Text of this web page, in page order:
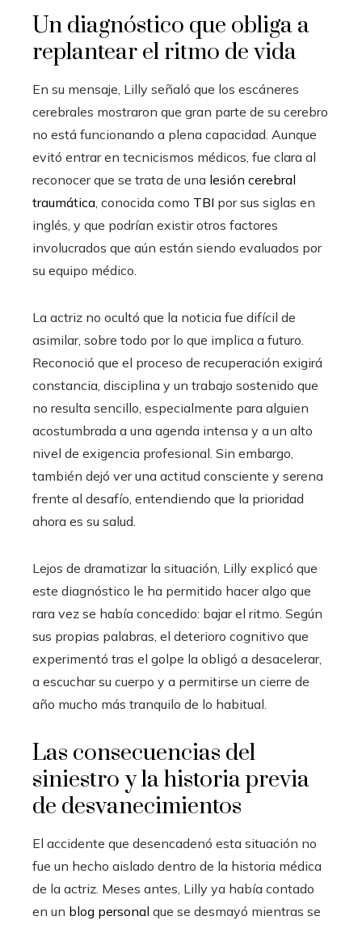
Un diagnóstico que obliga a
replantear el ritmo de vida
En su mensaje, Lilly señaló que los escáneres
cerebrales mostraron que gran parte de su cerebro
no está funcionando a plena capacidad. Aunque
evitó entrar en tecnicismos médicos, fue clara al
reconocer que se trata de una lesión cerebral
traumática, conocida como TBI por sus siglas en
inglés, y que podrían existir otros factores
involucrados que aún están siendo evaluados por
su equipo médico.
La actriz no ocultó que la noticia fue difícil de
asimilar, sobre todo por lo que implica a futuro.
Reconoció que el proceso de recuperación exigirá
constancia, disciplina y un trabajo sostenido que
no resulta sencillo, especialmente para alguien
acostumbrada a una agenda intensa y a un alto
nivel de exigencia profesional. Sin embargo,
también dejó ver una actitud consciente y serena
frente al desafío, entendiendo que la prioridad
ahora es su salud.
Lejos de dramatizar la situación, Lilly explicó que
este diagnóstico le ha permitido hacer algo que
rara vez se había concedido: bajar el ritmo. Según
sus propias palabras, el deterioro cognitivo que
experimentó tras el golpe la obligó a desacelerar,
a escuchar su cuerpo y a permitirse un cierre de
año mucho más tranquilo de lo habitual.
Las consecuencias del
siniestro y la historia previa
de desvanecimientos
El accidente que desencadenó esta situación no
fue un hecho aislado dentro de la historia médica
de la actriz. Meses antes, Lilly ya había contado
en un blog personal que se desmayó mientras se